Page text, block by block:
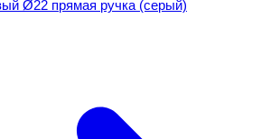
Ø22 прямая ручка (серый)